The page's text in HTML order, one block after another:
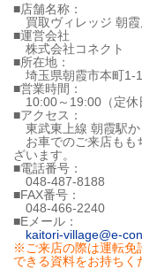
■店舗名称：
買取ヴィレッジ 朝霞
■運営会社
株式会社コネクト
■所在地：
埼玉県朝霞市本町1-
■営業時間：
10:00～19:00（定休
■アクセス：
東武東上線 朝霞駅か
お車でのご来店もも
ざいます。
■電話番号：
048-487-8188
■FAX番号：
048-466-2240
■Eメール：
kaitori-village@e-
※ご来店の際は運転免
できる資料をお持ちく